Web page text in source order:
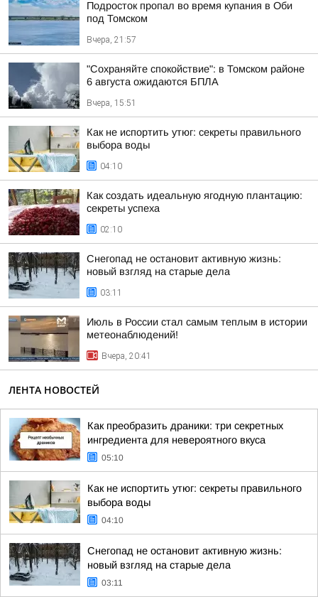
Подросток пропал во время купания в Оби
под Томском
Вчера, 21:57
"Сохраняйте спокойствие": в Томском районе
6 августа ожидаются БПЛА
Вчера, 15:51
Как не испортить утюг: секреты правильного
выбора воды
04:10
Как создать идеальную ягодную плантацию:
секреты успеха
02:10
Снегопад не остановит активную жизнь:
новый взгляд на старые дела
03:11
Июль в России стал самым теплым в истории
метеонаблюдений!
Вчера, 20:41
ЛЕНТА НОВОСТЕЙ
Как преобразить драники: три секретных
ингредиента для невероятного вкуса
05:10
Как не испортить утюг: секреты правильного
выбора воды
04:10
Снегопад не остановит активную жизнь:
новый взгляд на старые дела
03:11